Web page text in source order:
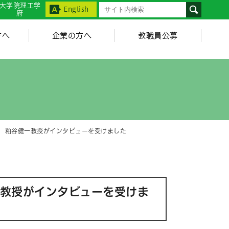
大学院理工学
府
English
へ 企業の方へ 教職員公募
谷健一教授がインタビューを受けました
授がインタビューを受けま